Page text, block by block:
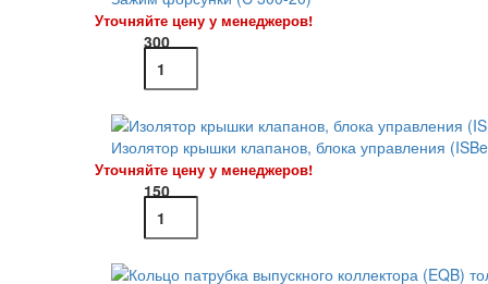
Уточняйте цену у менеджеров!
300
Изолятор крышки клапанов, блока управления
Уточняйте цену у менеджеров!
150